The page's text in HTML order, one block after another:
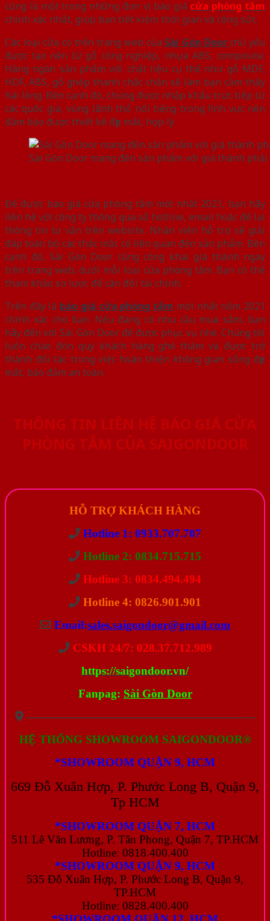
cũng là một trong những đơn vị báo giá cửa phòng tắm
chính xác nhất, giúp bạn tiết kiệm thời gian và công sức.
Các loại cửa có trên trang web của Sài Gòn Door chủ yếu
được tạo nên từ gỗ công nghiệp, nhựa ABS, composite.
Hàng ngàn sản phẩm với chất liệu cụ thể như gỗ MDF,
HDF, ABS, gỗ ghép thanh chắc chắn sẽ làm bạn cảm thấy
hài lòng. Bên cạnh đó, chúng được nhập khẩu trực tiếp từ
các quốc gia, vùng lãnh thổ nổi tiếng trong lĩnh vực nên
đảm bảo được thiết kế đẹp mắt, hợp lý.
Sài Gòn Door mang đến sản phẩm với giá thành phải
Để được báo giá cửa phòng tắm mới nhất 2021, bạn hãy
liên hệ với công ty thông qua số hotline, email hoặc để lại
thông tin tư vấn trên website. Nhân viên hỗ trợ sẽ giải
đáp toàn bộ các thắc mắc có liên quan đến sản phẩm. Bên
cạnh đó, Sài Gòn Door cũng công khai giá thành ngay
trên trang web, dưới mỗi loại cửa phòng tắm. Bạn có thể
tham khảo sơ lược để cân đối tài chính.
Trên đây là báo giá cửa phòng tắm mới nhất năm 2021
chính xác cho bạn. Nếu đang có nhu cầu mua sắm, bạn
hãy đến với Sài Gòn Door để được phục vụ nhé. Chúng tôi
luôn chào đón quý khách hàng ghé thăm và được trở
thành đối tác trong việc hoàn thiện không gian sống đẹp
mắt, bảo đảm an toàn.
THÔNG TIN LIÊN HỆ BÁO GIÁ CỬA
PHÒNG TẮM CỦA SAIGONDOOR
HỖ TRỢ KHÁCH HÀNG
Hotline 1: 0933.707.707
Hotline 2: 0834.715.715
Hotline 3: 0834.494.494
Hotline 4: 0826.901.901
Email:sales.saigondoor@gmail.com
CSKH 24/7: 028.37.712.989
https://saigondoor.vn/
Fanpag: Sài Gòn Door
————————————————————
HỆ THỐNG SHOWROOM SAIGONDOOR®
*SHOWROOM QUẬN 9, HCM
669 Đỗ Xuân Hợp, P. Phước Long B, Quận 9,
Tp HCM
*SHOWROOM QUẬN 7, HCM
511 Lê Văn Lương, P. Tân Phong, Quận 7, TP.HCM
Hotline: 0818.400.400
*SHOWROOM QUẬN 9, HCM
535 Đỗ Xuân Hợp, P. Phước Long B, Quận 9,
TP.HCM
Hotline: 0828.400.400